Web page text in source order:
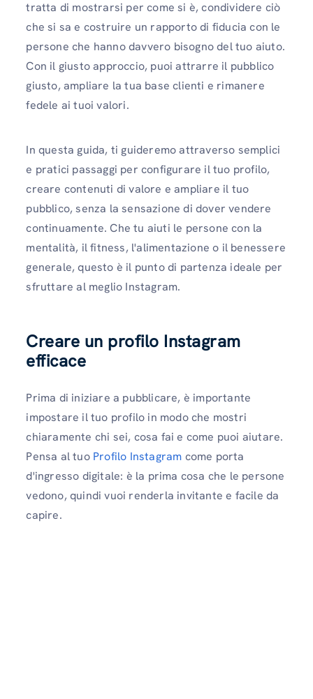
tratta di mostrarsi per come si è, condividere ciò
che si sa e costruire un rapporto di fiducia con le
persone che hanno davvero bisogno del tuo aiuto.
Con il giusto approccio, puoi attrarre il pubblico
giusto, ampliare la tua base clienti e rimanere
fedele ai tuoi valori.
In questa guida, ti guideremo attraverso semplici
e pratici passaggi per configurare il tuo profilo,
creare contenuti di valore e ampliare il tuo
pubblico, senza la sensazione di dover vendere
continuamente. Che tu aiuti le persone con la
mentalità, il fitness, l'alimentazione o il benessere
generale, questo è il punto di partenza ideale per
sfruttare al meglio Instagram.
Creare un profilo Instagram
efficace
Prima di iniziare a pubblicare, è importante
impostare il tuo profilo in modo che mostri
chiaramente chi sei, cosa fai e come puoi aiutare.
Pensa al tuo Profilo Instagram come porta
d'ingresso digitale: è la prima cosa che le persone
vedono, quindi vuoi renderla invitante e facile da
capire.